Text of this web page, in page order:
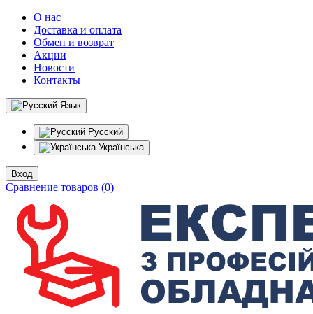
О нас
Доставка и оплата
Обмен и возврат
Акции
Новости
Контакты
Язык
Русский
Українська
Вход
Сравнение товаров (0)